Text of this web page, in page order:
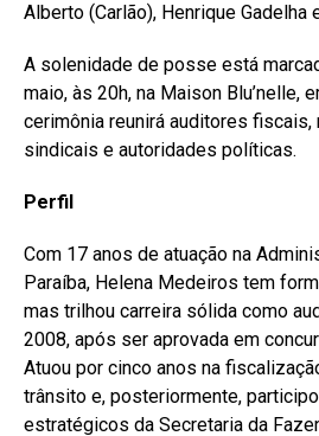
Alberto (Carlão), Henrique Gadelha
A solenidade de posse está
maio, às 20h, na Maison Blu’nelle,
cerimônia reunirá auditores
sindicais e autoridades políticas.
Perfil
Com 17 anos de atuação na
Paraíba, Helena Medeiros tem
mas trilhou carreira sólida como
2008, após ser aprovada em
Atuou por cinco anos na
trânsito e, posteriormente,
estratégicos da Secretaria da